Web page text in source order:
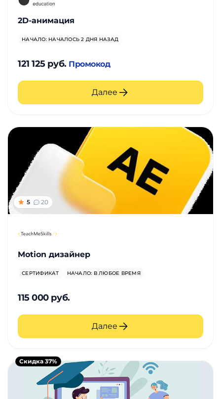
2D-анимация
НАЧАЛО: НАЧАЛОСЬ 2 ДНЯ НАЗАД
121 125 руб. Промокод
Далее
5 20
Motion дизайнер
СЕРТИФИКАТ НАЧАЛО: В ЛЮБОЕ ВРЕМЯ
115 000 руб.
Далее
Скидка 37%